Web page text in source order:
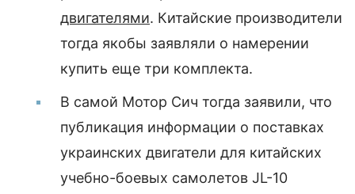
двигателями. Китайские производители
тогда якобы заявляли о намерении
купить еще три комплекта.
В самой Мотор Сич тогда заявили, что
публикация информации о поставках
украинских двигатели для китайских
учебно-боевых самолетов JL-10